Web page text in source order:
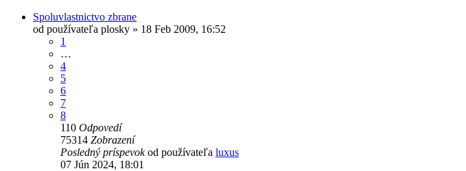
Spoluvlastnictvo zbrane
od používateľa plosky » 18 Feb 2009, 16:52
1
…
4
5
6
7
8
110 Odpovedí
75314 Zobrazení
Posledný príspevokod používateľa luxus
07 Jún 2024, 18:01